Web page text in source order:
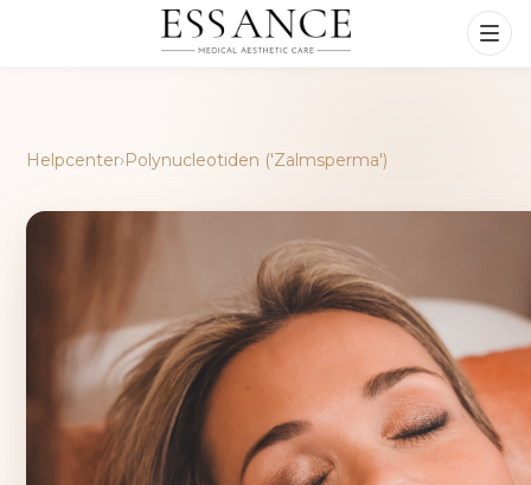
Helpcenter›Polynucleotiden ('Zalmsperma')